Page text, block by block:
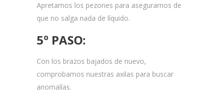
Apretamos los pezones para asegurarnos de
que no salga nada de líquido.
5º PASO:
Con los brazos bajados de nuevo,
comprobamos nuestras axilas para buscar
anomalías.